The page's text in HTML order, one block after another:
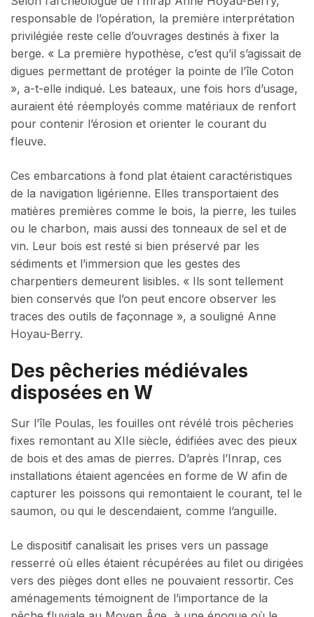
responsable de l’opération, la première interprétation
privilégiée reste celle d’ouvrages destinés à fixer la
berge. « La première hypothèse, c’est qu’il s’agissait de
digues permettant de protéger la pointe de l’île Coton
», a-t-elle indiqué. Les bateaux, une fois hors d’usage,
auraient été réemployés comme matériaux de renfort
pour contenir l’érosion et orienter le courant du
fleuve.
Ces embarcations à fond plat étaient caractéristiques
de la navigation ligérienne. Elles transportaient des
matières premières comme le bois, la pierre, les tuiles
ou le charbon, mais aussi des tonneaux de sel et de
vin. Leur bois est resté si bien préservé par les
sédiments et l’immersion que les gestes des
charpentiers demeurent lisibles. « Ils sont tellement
bien conservés que l’on peut encore observer les
traces des outils de façonnage », a souligné Anne
Hoyau-Berry.
Des pêcheries médiévales
disposées en W
Sur l’île Poulas, les fouilles ont révélé trois pêcheries
fixes remontant au XIIe siècle, édifiées avec des pieux
de bois et des amas de pierres. D’après l’Inrap, ces
installations étaient agencées en forme de W afin de
capturer les poissons qui remontaient le courant, tel le
saumon, ou qui le descendaient, comme l’anguille.
Le dispositif canalisait les prises vers un passage
resserré où elles étaient récupérées au filet ou dirigées
vers des pièges dont elles ne pouvaient ressortir. Ces
aménagements témoignent de l’importance de la